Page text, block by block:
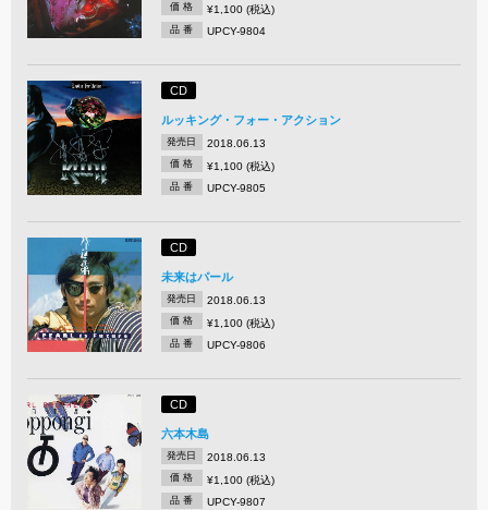
価 格 ¥1,100 (税込)
品 番 UPCY-9804
CD
ルッキング・フォー・アクション
発売日 2018.06.13
価 格 ¥1,100 (税込)
品 番 UPCY-9805
CD
未来はパール
発売日 2018.06.13
価 格 ¥1,100 (税込)
品 番 UPCY-9806
CD
六本木島
発売日 2018.06.13
価 格 ¥1,100 (税込)
品 番 UPCY-9807